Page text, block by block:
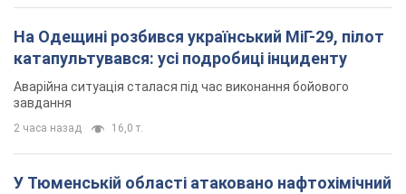
На Одещині розбився український МіГ-29, пілот
катапультувався: усі подробиці інциденту
Аварійна ситуація сталася під час виконання бойового
завдання
2 часа назад 16,0 т.
У Тюменській області атаковано нафтохімічний